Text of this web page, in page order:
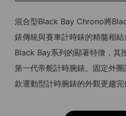
混合型Black Bay Chrono將
錶傳統與賽車計時錶的精髓相
Black Bay系列的顯著特徵，其
第一代帝舵計時腕錶。固定外
款運動型計時腕錶的外觀更趨完